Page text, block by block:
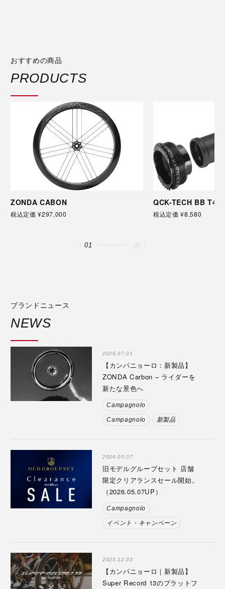
おすすめの商品
PRODUCTS
ZONDA CABON
税込定価 ¥297,000
QCK-TECH BB
税込定価 ¥8,580
01
ブランドニュース
NEWS
2026.07.01
【カンパニョーロ：新製品】
ZONDA Carbon – ライダーを
新たな景色へ
Campagnolo
Campagnolo 新製品
2026.05.07
旧モデルグループセット 店舗
限定クリアランスセール開始。
（2026.05.07UP）
Campagnolo
イベント・キャンペーン
2025.12.03
【カンパニョーロ｜新製品】
Super Record 13のプラットフ